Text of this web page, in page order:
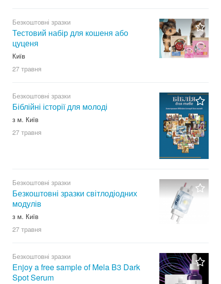
Безкоштовні зразки
Тестовий набір для кошеня або
цуценя
Київ
27 травня
Безкоштовні зразки
Біблійні історії для молоді
з м. Київ
27 травня
Безкоштовні зразки
Безкоштовні зразки світлодіодних
модулів
з м. Київ
27 травня
Безкоштовні зразки
Enjoy a free sample of Mela B3 Dark
Spot Serum